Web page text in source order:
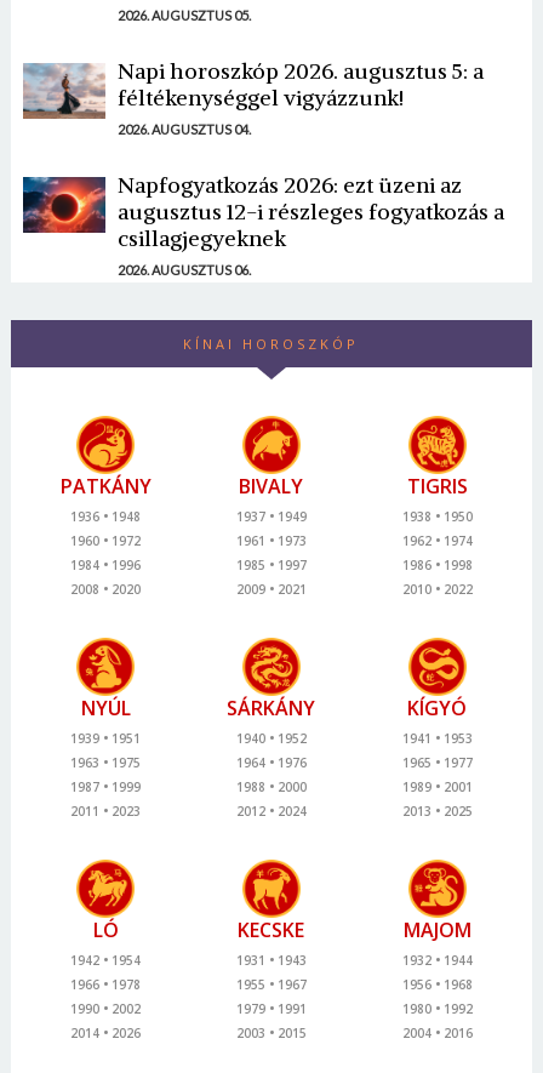
2026. AUGUSZTUS 05.
Napi horoszkóp 2026. augusztus 5: a
féltékenységgel vigyázzunk!
2026. AUGUSZTUS 04.
Napfogyatkozás 2026: ezt üzeni az
augusztus 12-i részleges fogyatkozás a
csillagjegyeknek
2026. AUGUSZTUS 06.
KÍNAI HOROSZKÓP
PATKÁNY
1936
1948
1960
1972
1984
1996
2008
2020
BIVALY
1937
1949
1961
1973
1985
1997
2009
2021
TIGRIS
1938
1950
1962
1974
1986
1998
2010
2022
NYÚL
1939
1951
1963
1975
1987
1999
2011
2023
SÁRKÁNY
1940
1952
1964
1976
1988
2000
2012
2024
KÍGYÓ
1941
1953
1965
1977
1989
2001
2013
2025
LÓ
1942
1954
1966
1978
1990
2002
2014
2026
KECSKE
1931
1943
1955
1967
1979
1991
2003
2015
MAJOM
1932
1944
1956
1968
1980
1992
2004
2016